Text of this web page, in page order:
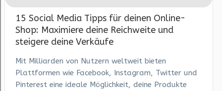
15 Social Media Tipps für deinen Online-
Shop: Maximiere deine Reichweite und
steigere deine Verkäufe
Mit Milliarden von Nutzern weltweit bieten
Plattformen wie Facebook, Instagram, Twitter und
Pinterest eine ideale Möglichkeit, deine Produkte